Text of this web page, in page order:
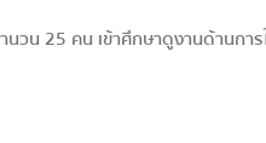
25 คน เข้าศึกษาดูงานด้านการ